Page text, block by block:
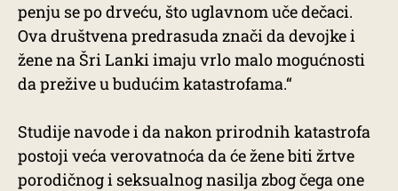
penju se po drveću, što uglavnom uče dečaci.
Ova društvena predrasuda znači da devojke i
žene na Šri Lanki imaju vrlo malo mogućnosti
da prežive u budućim katastrofama.“
Studije navode i da nakon prirodnih katastrofa
postoji veća verovatnoća da će žene biti žrtve
porodičnog i seksualnog nasilja zbog čega one